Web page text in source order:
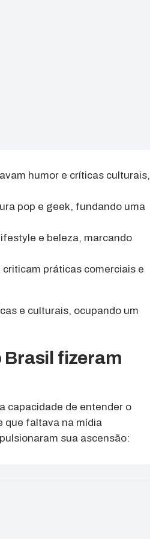
humor e críticas culturais,
pop e geek, fundando uma
e beleza, marcando
práticas comerciais e
e culturais, ocupando um
Brasil fizeram
capacidade de entender o
que faltava na mídia
sua ascensão: